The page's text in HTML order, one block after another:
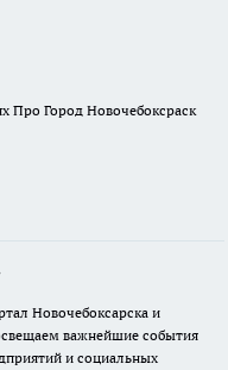
Про Город Новочебоксраск
Новочебоксарска и
важнейшие события
и социальных